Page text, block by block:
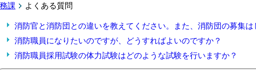
課 よくある質問
消防官と消防団との違いを教えてください。また、消防団の募集は
消防職員になりたいのですが、どうすればよいのですか？
消防職員採用試験の体力試験はどのような試験を行いますか？